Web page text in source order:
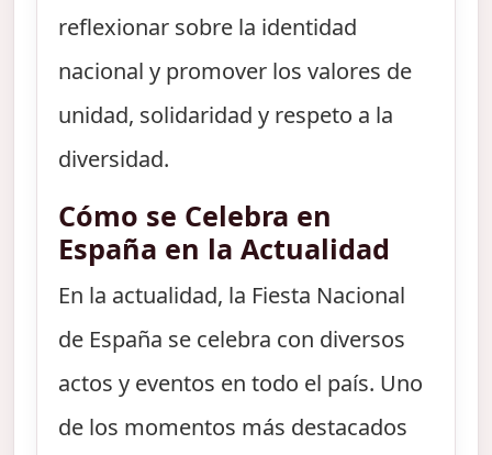
reflexionar sobre la identidad
nacional y promover los valores de
unidad, solidaridad y respeto a la
diversidad.
Cómo se Celebra en
España en la Actualidad
En la actualidad, la Fiesta Nacional
de España se celebra con diversos
actos y eventos en todo el país. Uno
de los momentos más destacados